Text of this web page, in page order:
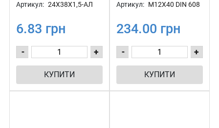
Артикул: 24Х38Х1,5-АЛ
6.83 грн
- +
КУПИТИ
Артикул: М12Х40 DIN 608
234.00 грн
- +
КУПИТИ